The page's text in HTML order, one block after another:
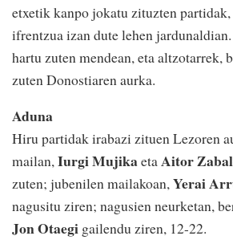
etxetik kanpo jokatu zituzten partidak,
ifrentzua izan dute lehen
hartu zuten mendean, eta altzotarrek,
zuten Donostiaren aurka.
Aduna
Hiru partidak irabazi zituen Lezoren
mailan,Iurgi MujikaetaAitor
zuten; jubenilen mailakoan,Yerai
nagusitu ziren; nagusien neurketan,
Jon Otaegi gailendu ziren, 12-22.